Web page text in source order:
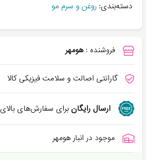
دسته‌بندی: روغن و سرم مو
فروشنده : هومهر
گارانتی اصالت و سلامت فیزیکی کالا
ارسال رایگانبرای سفارش‌های بالای
موجود در انبار هومهر